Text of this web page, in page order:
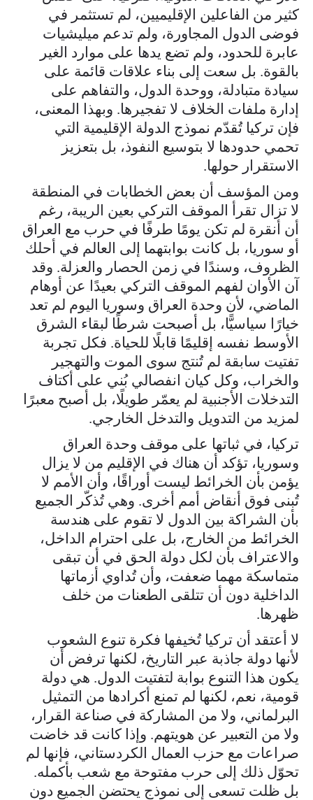
كثير من الفاعلين الإقليميين، لم تستثمر في
فوضى الدول المجاورة، ولم تدعم ميليشيات
عابرة للحدود، ولم تضع يدها على موارد الغير
بالقوة. بل سعت إلى بناء علاقات قائمة على
سيادة متبادلة، ووحدة الدول، والتفاهم على
إدارة ملفات الخلاف لا تفجيرها. وبهذا المعنى،
فإن تركيا تُقدّم نموذج الدولة الإقليمية التي
تحمي حدودها لا بتوسيع النفوذ، بل بتعزيز
الاستقرار حولها.
ومن المؤسف أن بعض الخطابات في المنطقة
لا تزال تقرأ الموقف التركي بعين الريبة، رغم
أن أنقرة لم تكن يومًا طرفًا في حرب مع العراق
أو سوريا، بل كانت بوابتهما إلى العالم في أحلك
الظروف، وسندًا في زمن الحصار والعزلة. وقد
آن الأوان لفهم الموقف التركي بعيدًا عن أوهام
الماضي، لأن وحدة العراق وسوريا اليوم لم تعد
خيارًا سياسيًّا، بل أصبحت شرطًا لبقاء الشرق
الأوسط نفسه إقليمًا قابلًا للحياة. فكل تجربة
تفتيت سابقة لم تُنتج سوى الموت والتهجير
والخراب، وكل كيان انفصالي بُني على أكتاف
التدخلات الأجنبية لم يعمّر طويلًا، بل أصبح معبرًا
لمزيد من التدويل والتدخل الخارجي.
تركيا، في ثباتها على موقف وحدة العراق
وسوريا، تؤكد أن هناك في الإقليم من لا يزال
يؤمن بأن الخرائط ليست أوراقًا، وأن الأمم لا
تُبنى فوق أنقاض أمم أخرى. وهي تُذكّر الجميع
بأن الشراكة بين الدول لا تقوم على هندسة
الخرائط من الخارج، بل على احترام الداخل،
والاعتراف بأن لكل دولة الحق في أن تبقى
متماسكة مهما ضعفت، وأن تُداوي أزماتها
الداخلية دون أن تتلقى الطعنات من خلف
ظهرها.
لا أعتقد أن تركيا تُخيفها فكرة تنوع الشعوب
لأنها دولة جاذبة عبر التاريخ، لكنها ترفض أن
يكون هذا التنوع بوابة لتفتيت الدول. هي دولة
قومية، نعم، لكنها لم تمنع أكرادها من التمثيل
البرلماني، ولا من المشاركة في صناعة القرار،
ولا من التعبير عن هويتهم. وإذا كانت قد خاضت
صراعات مع حزب العمال الكردستاني، فإنها لم
تحوّل ذلك إلى حرب مفتوحة مع شعب بأكمله.
بل ظلت تسعى إلى نموذج يحتضن الجميع دون